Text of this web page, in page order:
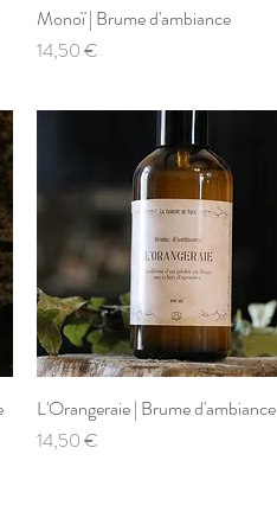
Aperçu rapide
Monoï | Brume d'ambiance
Prix
14,50 €
Aperçu rapide
L'Orangeraie | Brume d'ambiance
Prix
14,50 €